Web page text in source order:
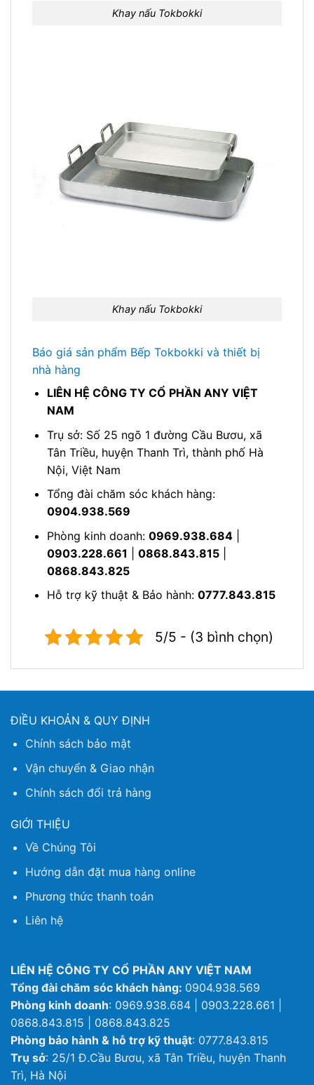
Khay nấu Tokbokki
Khay nấu Tokbokki
Báo giá sản phẩm Bếp Tokbokki và thiết bị
nhà hàng
LIÊN HỆ CÔNG TY CỔ PHẦN ANY VIỆT
NAM
Trụ sở: Số 25 ngõ 1 đường Cầu Bươu, xã
Tân Triều, huyện Thanh Trì, thành phố Hà
Nội, Việt Nam
Tổng đài chăm sóc khách hàng:
0904.938.569
Phòng kinh doanh: 0969.938.684|
0903.228.661
0868.843.815|
0868.843.825
Hỗ trợ kỹ thuật & Bảo hành: 0777.843.815
5/5 - (3 bình chọn)
ĐIỀU KHOẢN & QUY ĐỊNH
Chính sách bảo mật
Vận chuyển & Giao nhận
Chính sách đổi trả hàng
GIỚI THIỆU
Về Chúng Tôi
Hướng dẫn đặt mua hàng online
Phương thức thanh toán
Liên hệ
LIÊN HỆ CÔNG TY CỔ PHẦN ANY VIỆT NAM
Tổng đài chăm sóc khách hàng: 0904.938.569
Phòng kinh doanh: 0969.938.684 | 0903.228.661 |
0868.843.815 | 0868.843.825
Phòng bảo hành & hỗ trợ kỹ thuật: 0777.843.815
Trụ sở: 25/1 Đ.Cầu Bươu, xã Tân Triều, huyện Thanh
Trì, Hà Nội